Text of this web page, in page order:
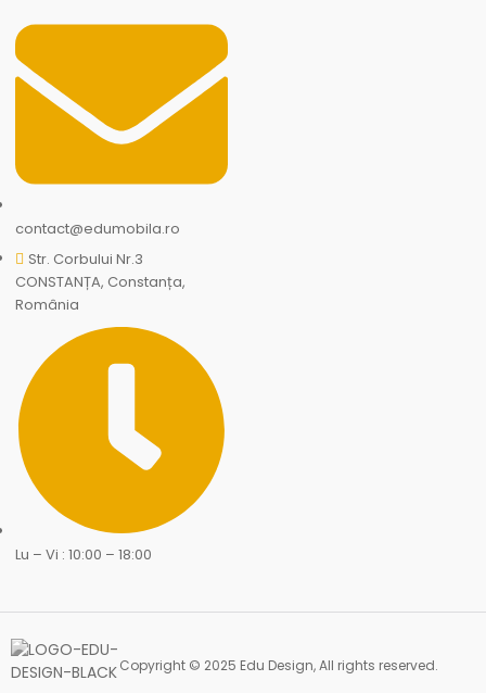
contact@edumobila.ro
Str. Corbului Nr.3
CONSTANȚA, Constanța,
România
Lu – Vi : 10:00 – 18:00
Copyright © 2025 Edu Design, All rights reserved.